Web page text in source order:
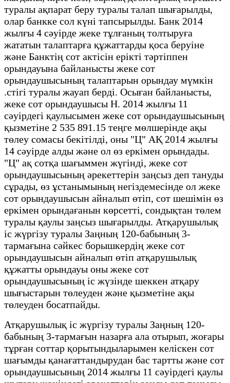
туралы ақпарат беру туралы талап шығарылды,
олар банкке сол күні тапсырылды. Банк 2014
жылғы 4 сәуірде жеке тұлғаның толтыруға
жататын талаптарға құжаттарды қоса беруіне
және Банктің сот актісін ерікті тәртіппен
орындауына байланысты жеке сот
орындаушысының талаптарын орындау мүмкін
.стігі туралы жауап берді. Осыған байланысты,
жеке сот орындаушысы Н. 2014 жылғы 11
сәуірдегі қаулысымен жеке сот орындаушысының
қызметіне 2 535 891.15 теңге мөлшерінде ақы
төлеу сомасы бекітілді, оны "Ц" АҚ 2014 жылғы
14 сәуірде алды және ол өз еркімен орындады.
"Ц" ақ сотқа шағыммен жүгінді, жеке сот
орындаушысының әрекеттерін заңсыз деп тануды
сұрады, өз ұстанымының негіздемесінде ол жеке
сот орындаушысын айналып өтіп, сот шешімін өз
еркімен орындағанын көрсетті, сондықтан төлем
туралы қаулы заңсыз шығарылды. Атқарушылық
іс жүргізу туралы Заңның 120-бабының 3-
тармағына сәйкес борышкердің жеке сот
орындаушысын айналып өтіп атқарушылық
құжатты орындауы оны жеке сот
орындаушысының іс жүзінде шеккен атқару
шығыстарын төлеуден және қызметіне ақы
төлеуден босатпайды.
Атқарушылық іс жүргізу туралы Заңның 120-
бабының 3-тармағын назарға ала отырып, жоғары
тұрған соттар қорытындыларымен келіскен сот
шағымды қанағаттандырудан бас тартты және сот
орындаушысының 2014 жылғы 11 сәуірдегі қаулы